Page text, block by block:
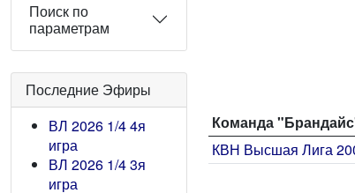
Поиск по
параметрам
Последние Эфиры
ВЛ 2026 1/4 4я
игра
ВЛ 2026 1/4 3я
игра
Команда
КВН Высшая Лига